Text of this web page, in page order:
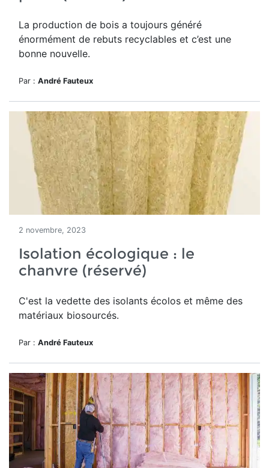
La production de bois a toujours généré
énormément de rebuts recyclables et c’est une
bonne nouvelle.
Par : André Fauteux
2 novembre, 2023
Isolation écologique : le
chanvre (réservé)
C'est la vedette des isolants écolos et même des
matériaux biosourcés.
Par : André Fauteux